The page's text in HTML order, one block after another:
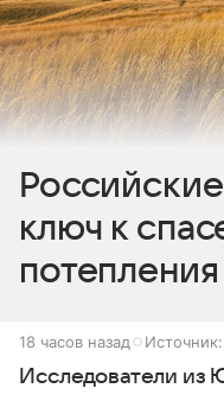
ключ к
18 часов назад Источник:
Исследователи из